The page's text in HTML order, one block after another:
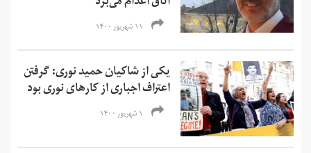
۱۱ شهریور ۱۴۰۰
یکی از شاکیان حمید نوری: گرفتن
اعتراف اجبارى از کارهای نوری بود
۱ شهریور ۱۴۰۰